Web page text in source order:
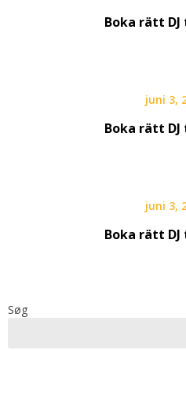
Boka rätt
juni 3,
Boka rätt
juni 3,
Boka rätt
Søg